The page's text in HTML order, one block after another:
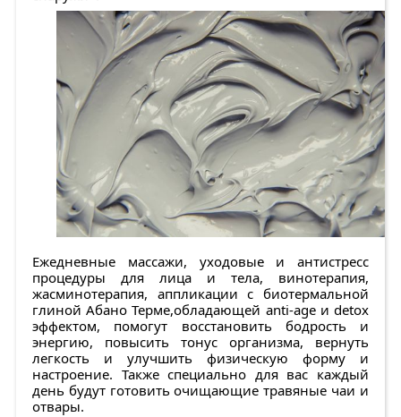
Ежедневные массажи, уходовые и антистресс
процедуры для лица и тела, винотерапия,
жасминотерапия, аппликации с биотермальной
глиной Абано Терме,обладающей anti-age и detox
эффектом, помогут восстановить бодрость и
энергию, повысить тонус организма, вернуть
легкость и улучшить физическую форму и
настроение. Также специально для вас каждый
день будут готовить очищающие травяные чаи и
отвары.